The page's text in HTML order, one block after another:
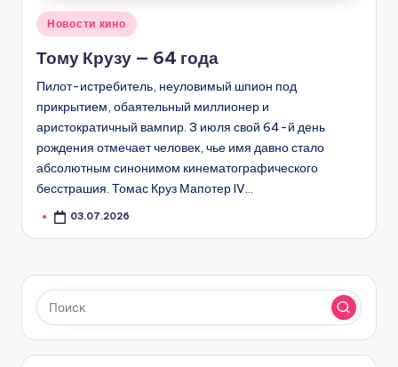
Опубликовано
Новости кино
Тому Крузу — 64 года
Пилот-истребитель, неуловимый шпион под
прикрытием, обаятельный миллионер и
аристократичный вампир. 3 июля свой 64-й день
рождения отмечает человек, чье имя давно стало
абсолютным синонимом кинематографического
бесстрашия. Томас Круз Мапотер IV…
03.07.2026